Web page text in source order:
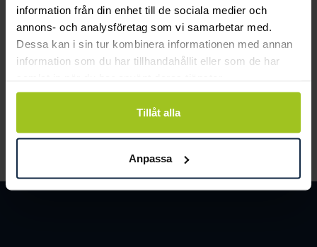
information från din enhet till de sociala medier och
annons- och analysföretag som vi samarbetar med.
Dessa kan i sin tur kombinera informationen med annan
information som du har tillhandahållit eller som de har
Tillåt alla
Anpassa
Smycka tar ansvar för ett hållbart
och människor.
LÄS MER